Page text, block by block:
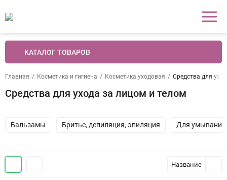
КАТАЛОГ ТОВАРОВ
Главная / Косметика и гигиена / Косметика уходовая / Средства для
Средства для ухода за лицом и телом
Бальзамы Бритье, депиляция, эпиляция Для
Название